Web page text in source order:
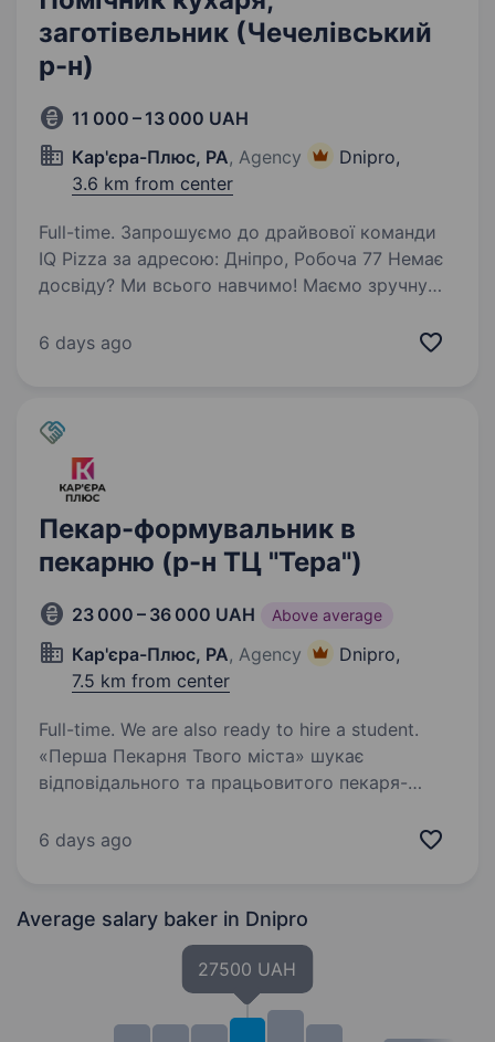
заготівельник (Чечелівський
р-н)
11 000 – 13 000 UAH
Кар'єра-Плюс, РА, Agency
Dnipro,
3.6 km from center
Full-time. Запрошуємо до драйвової команди
IQ Pizza за адресою: Дніпро, Робоча 77 Немає
досвіду? Ми всього навчимо! Маємо зручну
Якщо ти вже профі — допоможемо
6 days ago
Пекар-формувальник в
пекарню (р-н ТЦ "Тера")
23 000 – 36 000 UAH Above average
Кар'єра-Плюс, РА, Agency
Dnipro,
7.5 km from center
Full-time. We are also ready to hire a student.
«Перша Пекарня Твого міста» шукає
відповідального та працьовитого пекаря-
У нас ви зможете отримати унікальний досвід
6 days ago
Average salary baker in Dnipro
27500 UAH